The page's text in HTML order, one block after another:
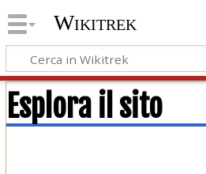
Wikitrek
Esplora il sito